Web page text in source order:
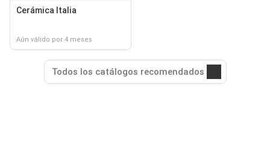
Cerámica Italia
Aún válido por 4 meses
Todos los catálogos recomendados